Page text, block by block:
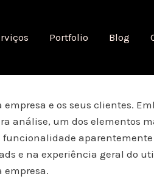
Portfolio Blog
e os seus clientes.
análise, um dos elementos
e na experiência geral do
empresa.